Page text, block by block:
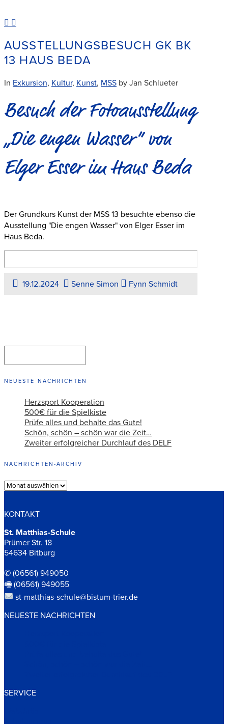
AUSSTELLUNGSBESUCH GK BK
13 HAUS BEDA
In Exkursion, Kultur, Kunst, MSS by Jan Schlueter
Besuch der Fotoausstellung
„Die engen Wasser“ von
Elger Esser im Haus Beda
Der Grundkurs Kunst der MSS 13 besuchte ebenso die
Ausstellung "Die engen Wasser" von Elger Esser im
Haus Beda.
19.12.2024 Senne Simon Fynn Schmidt
NEUESTE NACHRICHTEN
Herzsport Kooperation
500€ für die Spielkiste
Prüfe alles und behalte das Gute!
Schön, schön – schön war die Zeit…
Zweiter erfolgreicher Durchlauf des DELF
NACHRICHTEN-ARCHIV
Archiv
KONTAKT
St. Matthias-Schule
Prümer Str. 18
54634 Bitburg
✆ (06561) 949050
🖷 (06561) 949055
st-matthias-schule@bistum-trier.de
NEUESTE NACHRICHTEN
SERVICE